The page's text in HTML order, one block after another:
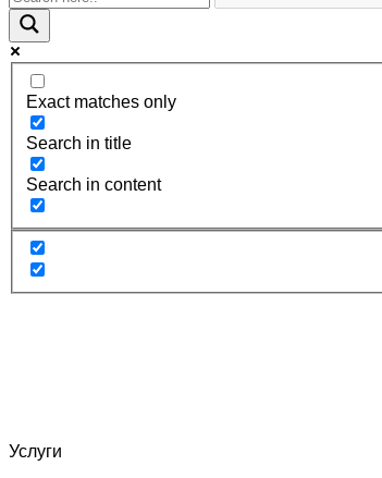
Exact matches only
Search in title
Search in content
Услуги